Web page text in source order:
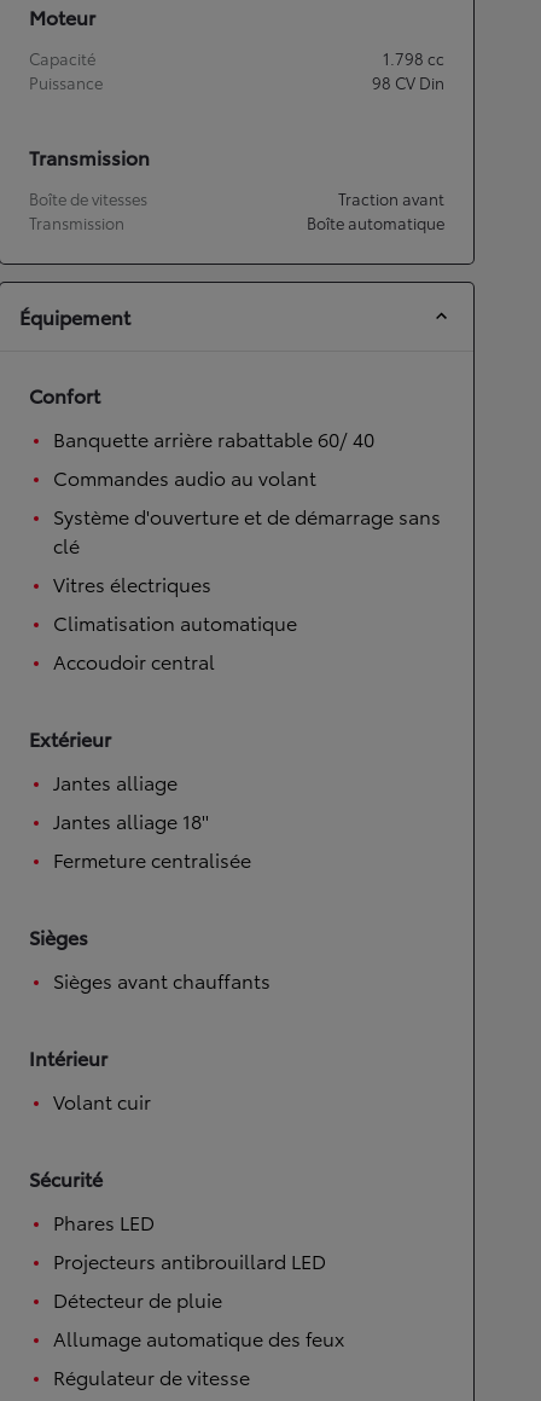
Moteur
Capacité 1.798 cc
Puissance
98 CV Din
Transmission
Boîte de vitesses
Traction avant
Transmission
Boîte automatique
Équipement
Confort
Banquette arrière rabattable 60/ 40
Commandes audio au volant
Système d'ouverture et de démarrage sans
clé
Vitres électriques
Climatisation automatique
Accoudoir central
Extérieur
Jantes alliage
Jantes alliage 18''
Fermeture centralisée
Sièges
Sièges avant chauffants
Intérieur
Volant cuir
Sécurité
Phares LED
Projecteurs antibrouillard LED
Détecteur de pluie
Allumage automatique des feux
Régulateur de vitesse